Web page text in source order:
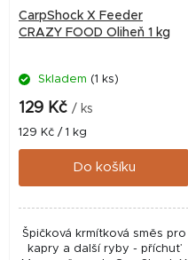
CarpShock X Feeder
CRAZY FOOD Oliheň 1 kg
Skladem (1 ks)
129 Kč / ks
Měrná
cena:
129 Kč / 1 kg
Do košíku
Špičková krmítková směs pro
kapry a další ryby - příchuť